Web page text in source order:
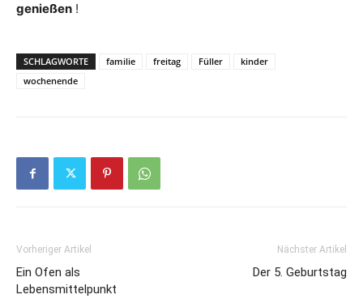
genießen !
SCHLAGWORTE familie freitag Füller
kinder
wochenende
Vorheriger Artikel
Ein Ofen als
Lebensmittelpunkt
Nächster Artikel
Der 5. Geburtstag